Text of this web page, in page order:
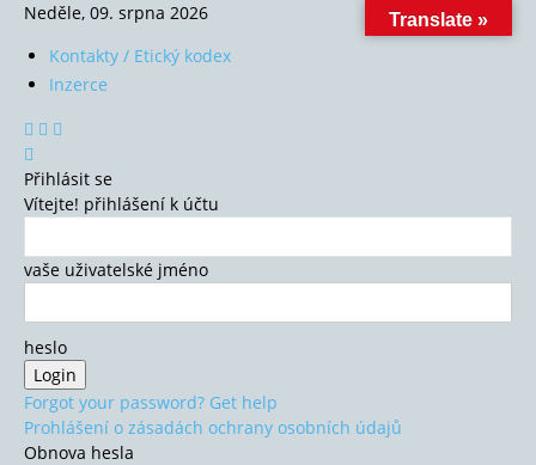
Neděle, 09. srpna 2026
Kontakty / Etický kodex
Inzerce
Přihlásit se
Vítejte! přihlášení k účtu
vaše uživatelské jméno
heslo
Forgot your password? Get help
Prohlášení o zásadách ochrany osobních údajů
Obnova hesla
Translate »